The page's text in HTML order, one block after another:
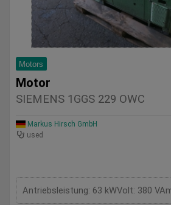
Motors
Motor
SIEMENS 1GGS 229 OWC
Markus Hirsch GmbH
used